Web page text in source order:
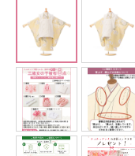
ジュニア着物レンタル
ジュニア洋装レンタル
ベビー洋装レンタル
紋付袴レンタル